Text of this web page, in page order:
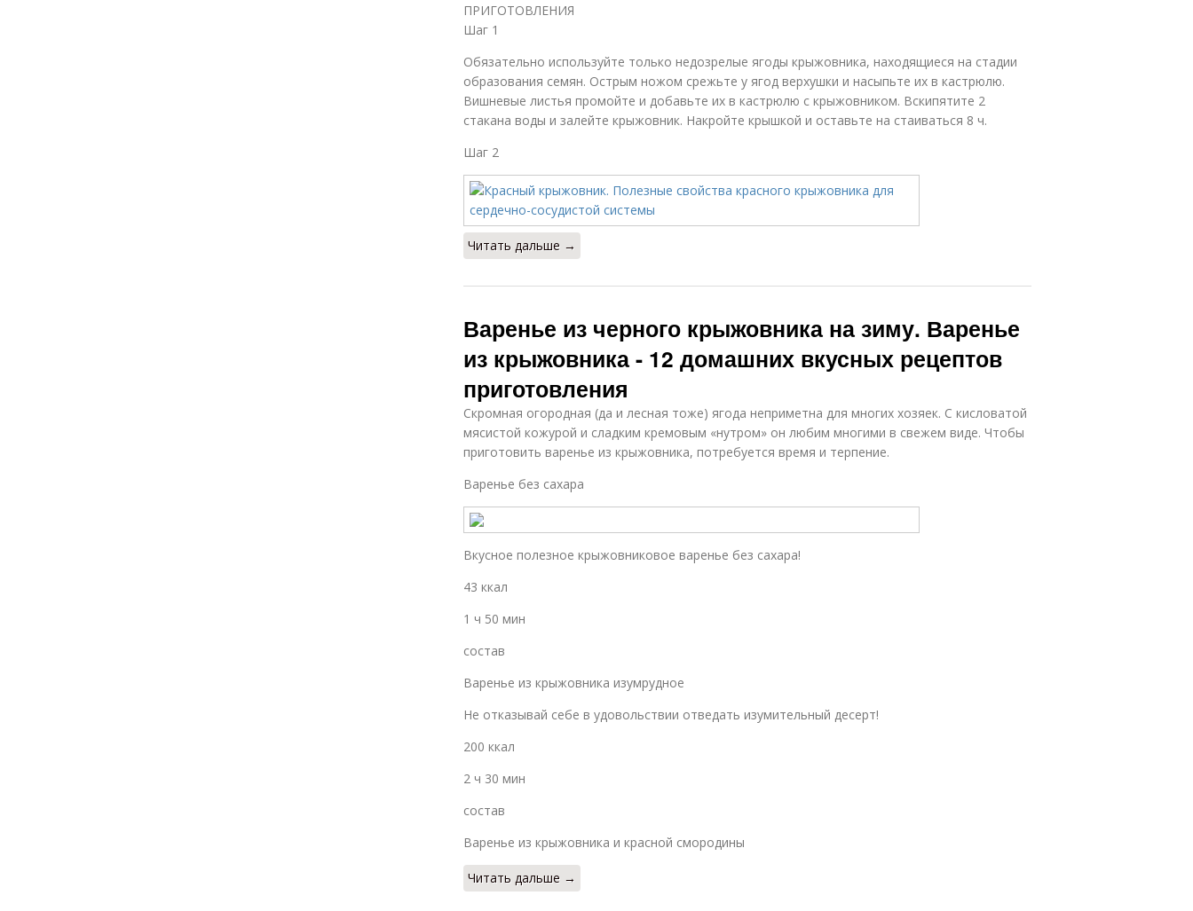
ПРИГОТОВЛЕНИЯ
Шаг 1
Обязательно используйте только недозрелые ягоды крыжовника, находящиеся на стадии
образования семян. Острым ножом срежьте у ягод верхушки и насыпьте их в кастрюлю.
Вишневые листья промойте и добавьте их в кастрюлю с крыжовником. Вскипятите 2
стакана воды и залейте крыжовник. Накройте крышкой и оставьте на стаиваться 8 ч.
Шаг 2
Читать дальше →
Варенье из черного крыжовника на зиму. Варенье
из крыжовника - 12 домашних вкусных рецептов
приготовления
Скромная огородная (да и лесная тоже) ягода неприметна для многих хозяек. С кисловатой
мясистой кожурой и сладким кремовым «нутром» он любим многими в свежем виде. Чтобы
приготовить варенье из крыжовника, потребуется время и терпение.
Варенье без сахара
Вкусное полезное крыжовниковое варенье без сахара!
43 ккал
1 ч 50 мин
состав
Варенье из крыжовника изумрудное
Не отказывай себе в удовольствии отведать изумительный десерт!
200 ккал
2 ч 30 мин
состав
Варенье из крыжовника и красной смородины
Читать дальше →